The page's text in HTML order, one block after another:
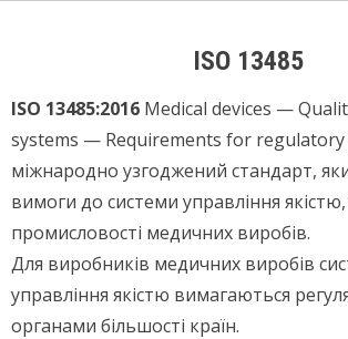
ISO 13485
ISO 13485:2016 Medical devices —
systems — Requirements for
міжнародно узгоджений стандарт,
вимоги до системи управління якістю,
промисловості медичних виробів.
Для виробників медичних виробів
управління якістю вимагаються
органами більшості країн.